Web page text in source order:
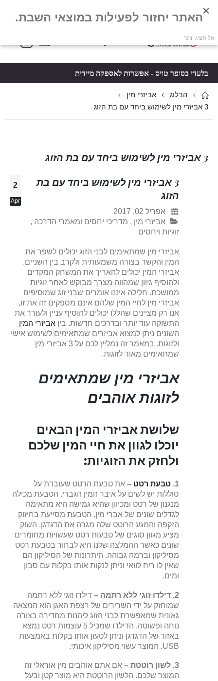
Toggle
סל קניות
בלעדי בסופר טויס - אפשרות לאספקה מיידית
הבלוג
אביזרי מין
3 אביזרי מין לשימוש ביחד עם בת הזוג
3 אביזרי מין לשימוש ביחד עם בת הזוג
2
Apr
3 אביזרי מין לשימוש ביחד עם בת
הזוג
אפריל 02, 2017
אביזרי מין , מדריכי יחסים ומאמרי הדרכה ,
זוגיות ויחסים
אביזרי מין שמתאימים לבני הזוג יכולים לשפר את
המין והקשר בצורה משמעותית ולקרב בין השניים.
אביזרי המין יכולים להאריך את המשחק המקדים
ולהוסיף גיוון שמהווה מצרך מבוקש לאחר זוגיות
ממושכת. חלילה איננו אומרים שבני זוג שמוסיפים
אביזרי מין לחיי המין שלהם אינם מספקים זה את זו,
אנו רק מציינים שהללו יכולים להוסיף עניין ולעורר את
התשוקה עוד יותר ובדרכים חדשות. בין אביזרי המין
השונים ניתן למצוא אביזרים שמתאימים לשימוש אישי
ולזוגות. במאמר זה נמליץ לכם על 3 אביזרי מין
שמתאימים מאוד לזוגות.
אביזרי מין שמתאימים
לזוגות אוהבים
שלושת אביזרי המין הבאים
יוכלו לגוון את חיי המין שלכם
ולחזק את הזוגיות:
1. טבעת רטט – את טבעת הרטט שעובדת על
סוללות יש לשים על איבר המין הגברי. הטבעת מכילה
מנגנון של רטט ומכיוון שהיא גמישה היא מתאימה
לגדלים שונים של אברי מין. הטבעת מסייעת בחיזוק
הזקפה והמגע הרוטט שלה מגרה את הדגדגן. השוק
מציע מגוון סוגים של טבעות רטט שעשויות מחומרים
שונים כאשר ההמלצה שלנו היא לבחור בטבעת רטט
מסיליקון וברמה גבוהה. היתרונות של הסיליקון הם
שאין לו ריח לוואי וניתן לנקות אותו בקלות עם סבון
ומים.
2. דילדו זוגי ללא רתמה – דילדו זוגי ללא רתמה
שמוחזק על ידי השרירים של רצפת האגן הוא המצאה
גאונית שמאפשרת לבני הזוג ליהנות מחדירה בצורה
נוחה ופשוטה. הדילדו שמכיל 5 עוצמות רטט נמצא
באזור של הדגדגן וניתן לטעון אותו בקלות באמצעות
USB. המוצר עשוי מסיליקון איכותי.
3. לשון רוטטת –
אם אתם אוהבים מין אוראלי זה
המוצר שלכם. הלשון הרוטטת היא מוצר קטן ובעל
האתר יחזור לפעילות במוצאי השבת.
אל תציג יותר